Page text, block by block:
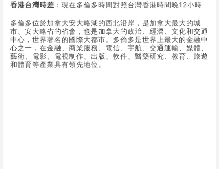
香港台灣時差 ：現在多倫多時間對照台灣香港時間晚12小時
多倫多位於加拿大安大略湖的西北沿岸，是加拿大最大的城
市、安大略省的省會，也是加拿大的政治、經濟、文化和交通
中心，世界著名的國際大都市。多倫多是世界上最大的金融中
心之一，在金融、商業服務、電信、宇航、交通運輸、媒體、
藝術、電影、電視制作、出版、軟件、醫藥研究、教育、旅遊
和體育等產業具有領先地位。